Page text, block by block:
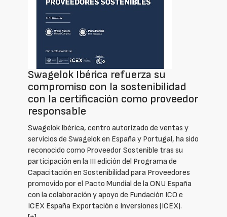
Swagelok Ibérica refuerza su
compromiso con la sostenibilidad
con la certificación como proveedor
responsable
Swagelok Ibérica, centro autorizado de ventas y
servicios de Swagelok en España y Portugal, ha sido
reconocido como Proveedor Sostenible tras su
participación en la III edición del Programa de
Capacitación en Sostenibilidad para Proveedores
promovido por el Pacto Mundial de la ONU España
con la colaboración y apoyo de Fundación ICO e
ICEX España Exportación e Inversiones (ICEX).